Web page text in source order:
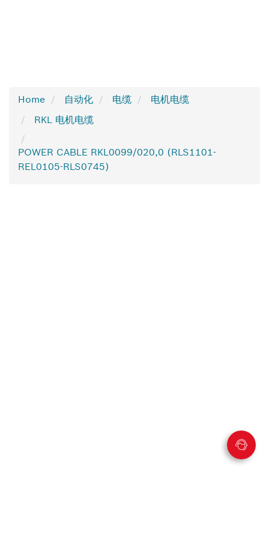
Home 自动化 电缆
电机电缆
RKL 电机电缆
POWER CABLE RKL0099/020,0 (RLS1101-
REL0105-RLS0745)